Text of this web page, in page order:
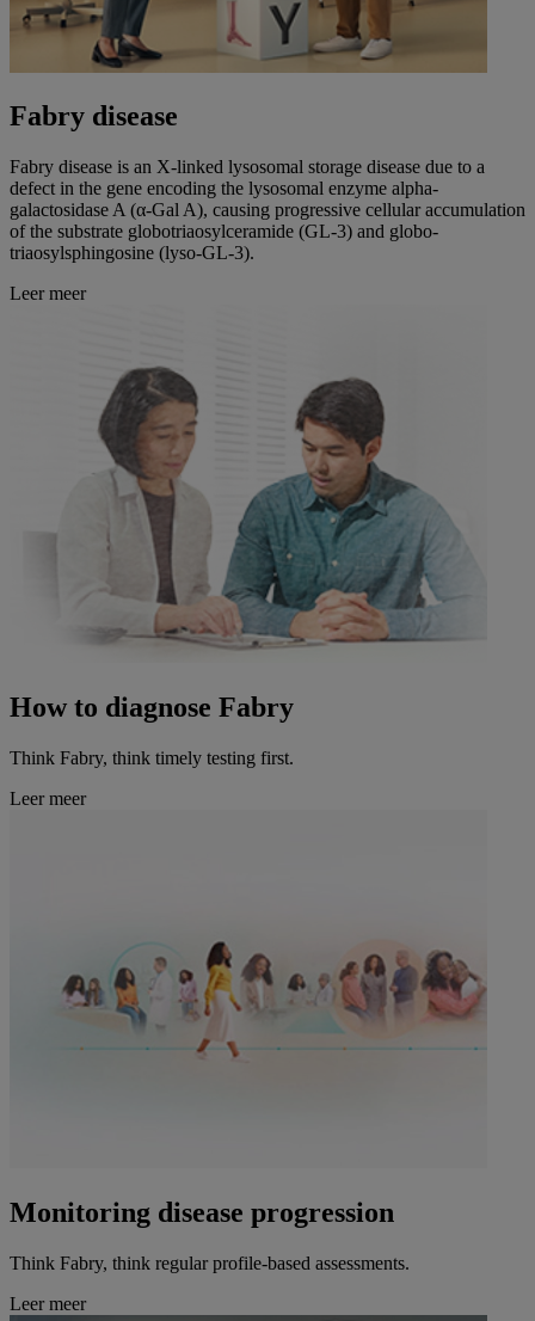
Fabry disease
Fabry disease is an X-linked lysosomal storage disease due to a
defect in the gene encoding the lysosomal enzyme alpha-
galactosidase A (α-Gal A), causing progressive cellular accumulation
of the substrate globotriaosylceramide (GL-3) and globo-
triaosylsphingosine (lyso-GL-3).
Leer meer
How to diagnose Fabry
Think Fabry, think timely testing first.
Leer meer
Monitoring disease progression
Think Fabry, think regular profile-based assessments.
Leer meer